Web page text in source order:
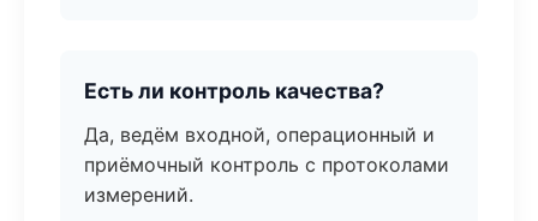
Есть ли контроль качества?
Да, ведём входной, операционный и
приёмочный контроль с протоколами
измерений.